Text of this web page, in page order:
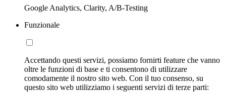
Google Analytics, Clarity, A/B-Testing
Funzionale
Accettando questi servizi, possiamo fornirti feature che vanno
oltre le funzioni di base e ti consentono di utilizzare
comodamente il nostro sito web. Con il tuo consenso, su
questo sito web utilizziamo i seguenti servizi di terze parti: